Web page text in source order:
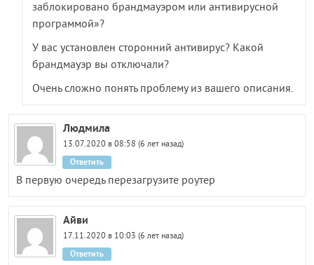
заблокировано брандмауэром или антивирусной
программой»?
У вас установлен сторонний антивирус? Какой
брандмауэр вы отключали?
Очень сложно понять проблему из вашего описания.
Людмила
13.07.2020 в 08:58 (6 лет назад)
В первую очередь перезагрузите роутер
Ответить
Айви
17.11.2020 в 10:03 (6 лет назад)
Ответить